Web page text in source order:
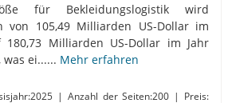
für Bekleidungslogistik wird
von 105,49 Milliarden US-Dollar im
180,73 Milliarden US-Dollar im Jahr
was ei...... Mehr erfahren
| Anzahl der Seiten:200 | Preis: